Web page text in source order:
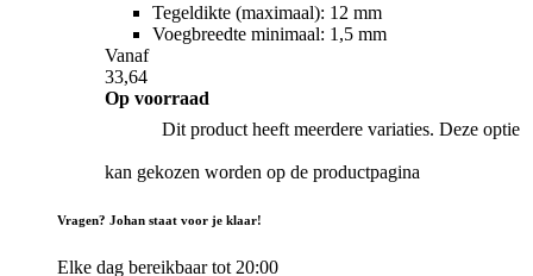
Tegeldikte (maximaal): 12 mm
Voegbreedte minimaal: 1,5 mm
Vanaf
33,64
Op voorraad
Dit product heeft meerdere variaties. Deze optie
kan gekozen worden op de productpagina
Vragen? Johan staat voor je klaar!
Elke dag bereikbaar tot 20:00